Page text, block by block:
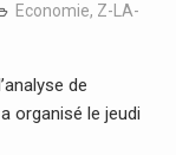
Economie, Z-LA-
de
organisé le jeudi